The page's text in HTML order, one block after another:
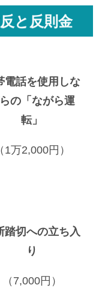
と反則金
電話を使用しな
の「ながら運
転」
（1万2,000円）
踏切への立ち入
り
（7,000円）